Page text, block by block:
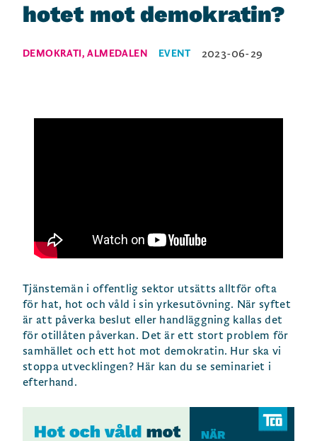
hotet mot demokratin?
DEMOKRATI,ALMEDALEN EVENT 2023-06-29
Tjänstemän i offentlig sektor utsätts alltför ofta
för hat, hot och våld i sin yrkesutövning. När syftet
är att påverka beslut eller handläggning kallas det
för otillåten påverkan. Det är ett stort problem för
samhället och ett hot mot demokratin. Hur ska vi
stoppa utvecklingen? Här kan du se seminariet i
efterhand.